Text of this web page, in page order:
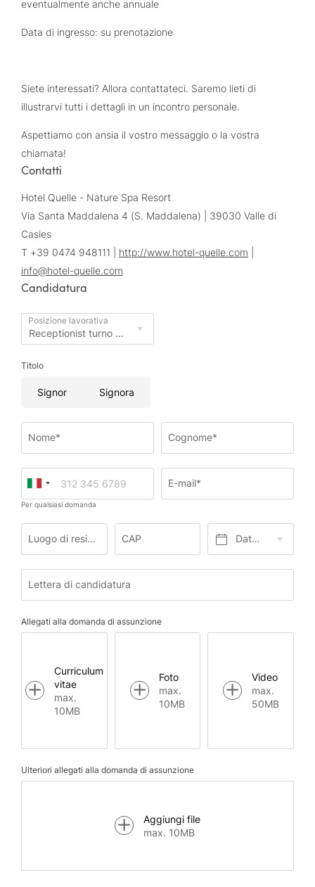
eventualmente anche annuale
Data di ingresso: su prenotazione
Siete interessati? Allora contattateci. Saremo lieti di
illustrarvi tutti i dettagli in un incontro personale.
Aspettiamo con ansia il vostro messaggio o la vostra
chiamata!
Contatti
Hotel Quelle - Nature Spa Resort
Via Santa Maddalena 4 (S. Maddalena) | 39030 Valle di
Casies
T +39 0474 948111 | http://www.hotel-quelle.com
info@hotel-quelle.com
Candidatura
Posizione lavorativa
Titolo
Signor Signora
Nome* Cognome*
Per qualsiasi domanda
E-mail*
Luogo di residenza* CAP Data di nascita*
Lettera di candidatura
Allegati alla domanda di assunzione
Curriculum
vitae
max.
10MB
Foto
max.
10MB
Video
max.
50MB
Ulteriori allegati alla domanda di assunzione
Aggiungi file
max. 10MB